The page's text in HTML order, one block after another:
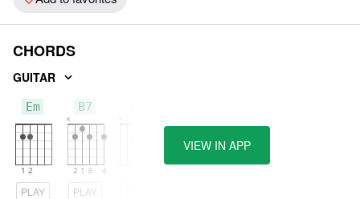
CHORDS
GUITAR
Em
PLAY
B7
PLAY
VIEW IN APP